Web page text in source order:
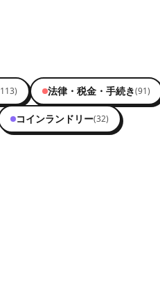
113) 法律・税金・手続き(91)
コインランドリー(32)